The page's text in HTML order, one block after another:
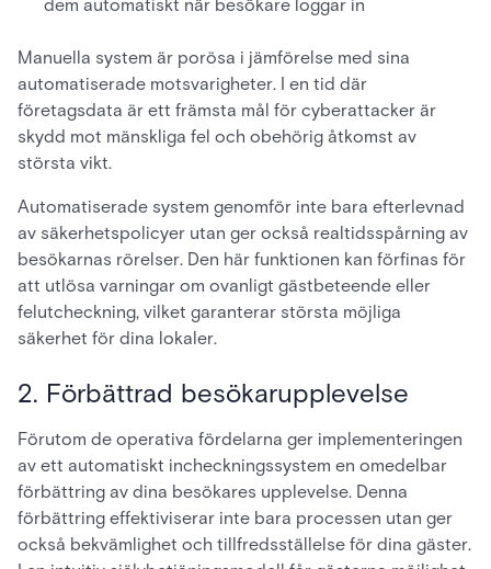
dem automatiskt när besökare loggar in
Manuella system är porösa i jämförelse med sina
automatiserade motsvarigheter. I en tid där
företagsdata är ett främsta mål för cyberattacker är
skydd mot mänskliga fel och obehörig åtkomst av
största vikt.
Automatiserade system genomför inte bara efterlevnad
av säkerhetspolicyer utan ger också realtidsspårning av
besökarnas rörelser. Den här funktionen kan förfinas för
att utlösa varningar om ovanligt gästbeteende eller
felutcheckning, vilket garanterar största möjliga
säkerhet för dina lokaler.
2. Förbättrad besökarupplevelse
Förutom de operativa fördelarna ger implementeringen
av ett automatiskt incheckningssystem en omedelbar
förbättring av dina besökares upplevelse. Denna
förbättring effektiviserar inte bara processen utan ger
också bekvämlighet och tillfredsställelse för dina gäster.